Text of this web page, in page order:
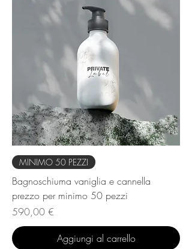
MINIMO 50 PEZZI
Bagnoschiuma vaniglia e cannella
prezzo per minimo 50 pezzi
Prezzo
590,00 €
Aggiungi al carrello